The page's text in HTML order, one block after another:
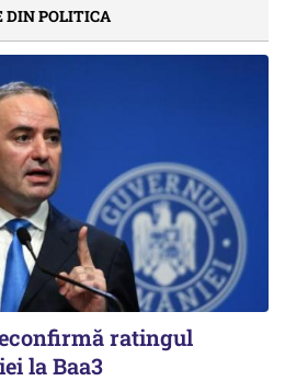
DIN POLITICA
ratingul
la Baa3